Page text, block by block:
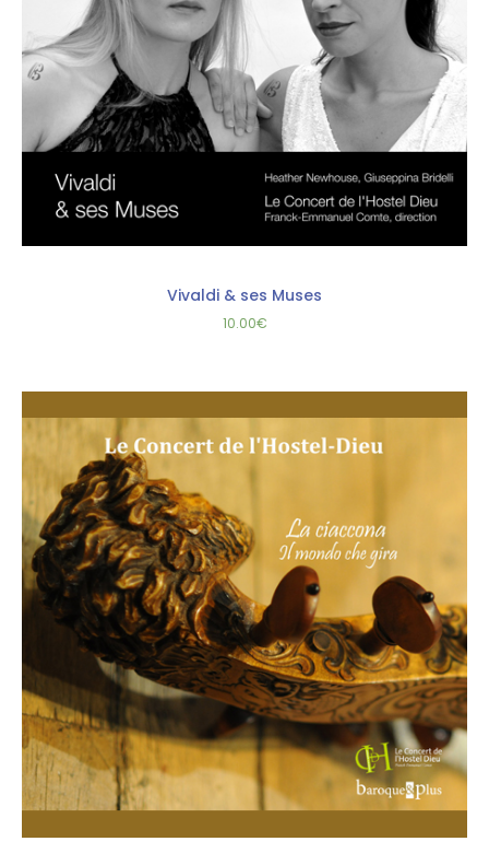
Vivaldi & ses Muses
10.00€